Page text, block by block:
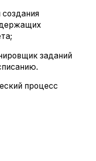
заданий
процесс